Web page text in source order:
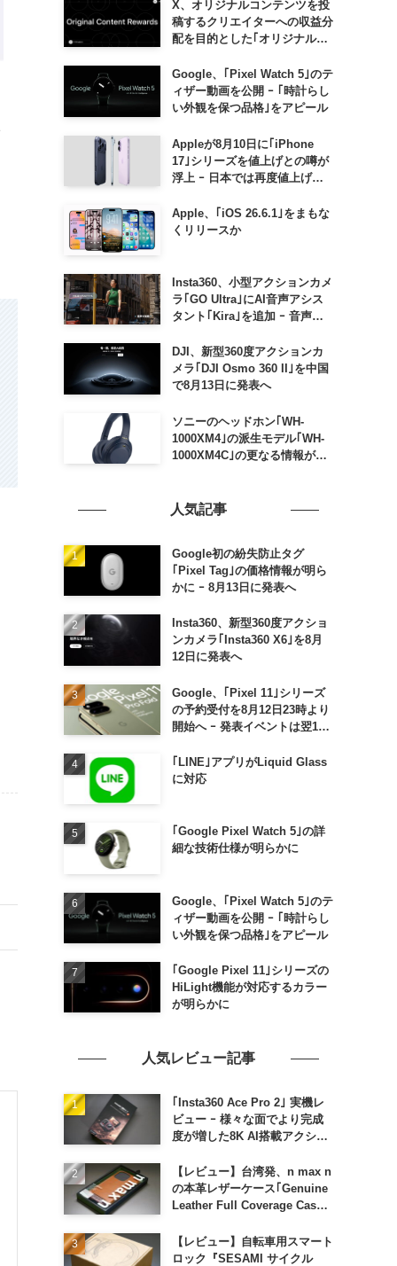
X、オリジナルコンテンツを投
稿するクリエイターへの収益分
配を目的とした｢オリジナルコ
入へ ｰ 従来の｢収益分配｣は廃
止
Google、｢Pixel Watch 5｣のテ
ィザー動画を公開 ｰ ｢時計らし
い外観を保つ品格｣をアピール
Appleが8月10日に｢iPhone
17｣シリーズを値上げとの噂が
浮上 ｰ 日本では再度値上げの
Apple、｢iOS 26.6.1｣をまもな
くリリースか
Insta360、小型アクションカメ
ラ｢GO Ultra｣にAI音声アシス
タント｢Kira｣を追加 ｰ 音声で
などが利用可能に
DJI、新型360度アクションカ
メラ｢DJI Osmo 360 II｣を中国
で8月13日に発表へ
ソニーのヘッドホン｢WH-
1000XM4｣の派生モデル｢WH-
1000XM4C｣の更なる情報が明
人気記事
Google初の紛失防止タグ
｢Pixel Tag｣の価格情報が明ら
かに ｰ 8月13日に発表へ
Insta360、新型360度アクショ
ンカメラ｢Insta360 X6｣を8月
12日に発表へ
Google、｢Pixel 11｣シリーズ
の予約受付を8月12日23時より
開始へ ｰ 発表イベントは翌13
｢LINE｣アプリがLiquid Glass
に対応
｢Google Pixel Watch 5｣の詳
細な技術仕様が明らかに
Google、｢Pixel Watch 5｣のテ
ィザー動画を公開 ｰ ｢時計らし
い外観を保つ品格｣をアピール
｢Google Pixel 11｣シリーズの
HiLight機能が対応するカラー
が明らかに
人気レビュー記事
｢Insta360 Ace Pro 2｣ 実機レ
ビュー ｰ 様々な面でより完成
度が増した8K AI搭載アクショ
【レビュー】台湾発、n max n
の本革レザーケース｢Genuine
Leather Full Coverage Case
【レビュー】自転車用スマート
ロック『SESAMI サイクル